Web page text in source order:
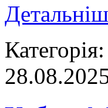
Категорія: